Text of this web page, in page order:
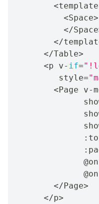
<
<Space>
</Space
</
</Table>
<p v- if=
         style
=
<Page v-
:
:
              @on
              @on
</Page>
</p>